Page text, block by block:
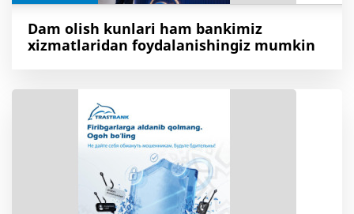
Dam olish kunlari ham bankimiz
xizmatlaridan foydalanishingiz mumkin